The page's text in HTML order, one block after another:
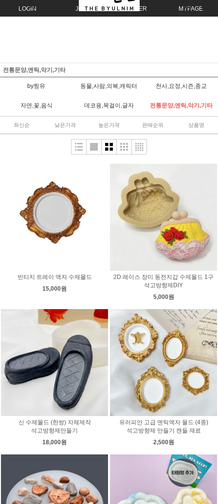
LOGIN JOIN ORDER MYPAGE
전통문양,엔틱,악기,기타
by찡유 동물,사람,의복,캐릭터 천사,요정,시즌,종교
자연,꽃,음식 데코용,목걸이,글자 전통문양,엔틱,악기,기타
최신순 낮은가격 높은가격 판매순위 상품명
빈티지 트레이 액자 수제몰드
15,000원
2D 레이스 장미 동전지갑 수제몰드 1구
석고방향제DIY
5,000원
신 수제몰드 (한쌍) 자체제작
석고방향제만들기
18,000원
유러피안 고급 엔틱액자 몰드 (4종)
석고방향제 만들기 캔들 재료
2,500원